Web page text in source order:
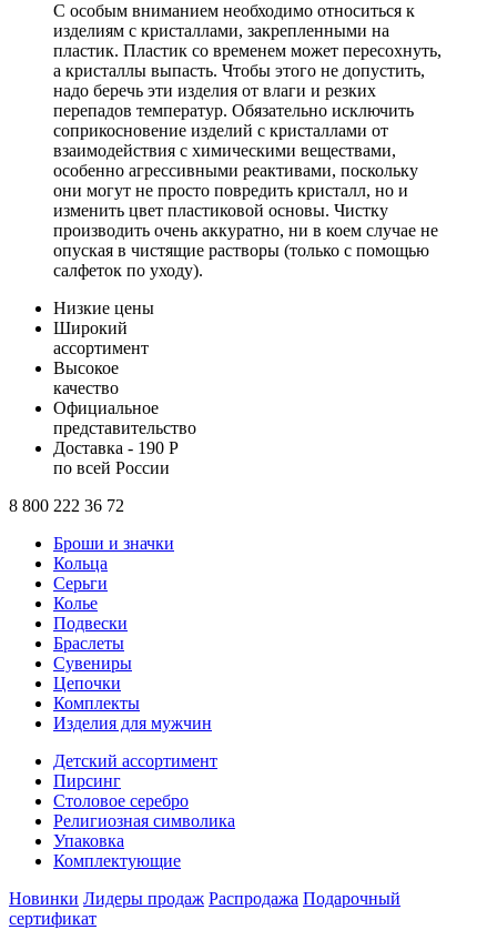
С особым вниманием необходимо относиться к
изделиям с кристаллами, закрепленными на
пластик. Пластик со временем может пересохнуть,
а кристаллы выпасть. Чтобы этого не допустить,
надо беречь эти изделия от влаги и резких
перепадов температур. Обязательно исключить
соприкосновение изделий с кристаллами от
взаимодействия с химическими веществами,
особенно агрессивными реактивами, поскольку
они могут не просто повредить кристалл, но и
изменить цвет пластиковой основы. Чистку
производить очень аккуратно, ни в коем случае не
опуская в чистящие растворы (только с помощью
салфеток по уходу).
Низкие цены
Широкий
ассортимент
Высокое
качество
Официальное
представительство
Доставка - 190 Р
по всей России
8 800 222 36 72
Броши и значки
Кольца
Серьги
Колье
Подвески
Браслеты
Сувениры
Цепочки
Комплекты
Изделия для мужчин
Детский ассортимент
Пирсинг
Столовое серебро
Религиозная символика
Упаковка
Комплектующие
Новинки Лидеры продаж Распродажа Подарочный
сертификат